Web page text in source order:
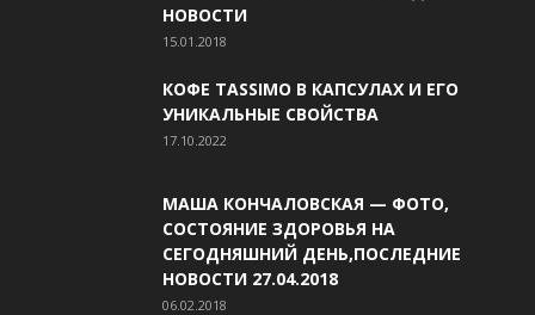
НОВОСТИ
15.01.2018
КОФЕ TASSIMO В КАПСУЛАХ И ЕГО
УНИКАЛЬНЫЕ СВОЙСТВА
17.10.2022
МАША КОНЧАЛОВСКАЯ — ФОТО,
СОСТОЯНИЕ ЗДОРОВЬЯ НА
СЕГОДНЯШНИЙ ДЕНЬ,ПОСЛЕДНИЕ
НОВОСТИ 27.04.2018
06.02.2018